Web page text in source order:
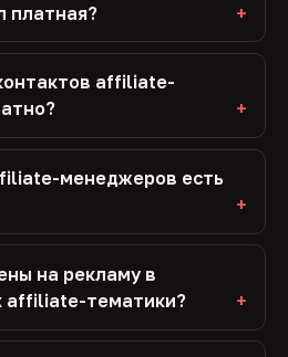
платная?
affiliate-
менеджеров есть
на рекламу в
affiliate-тематики?